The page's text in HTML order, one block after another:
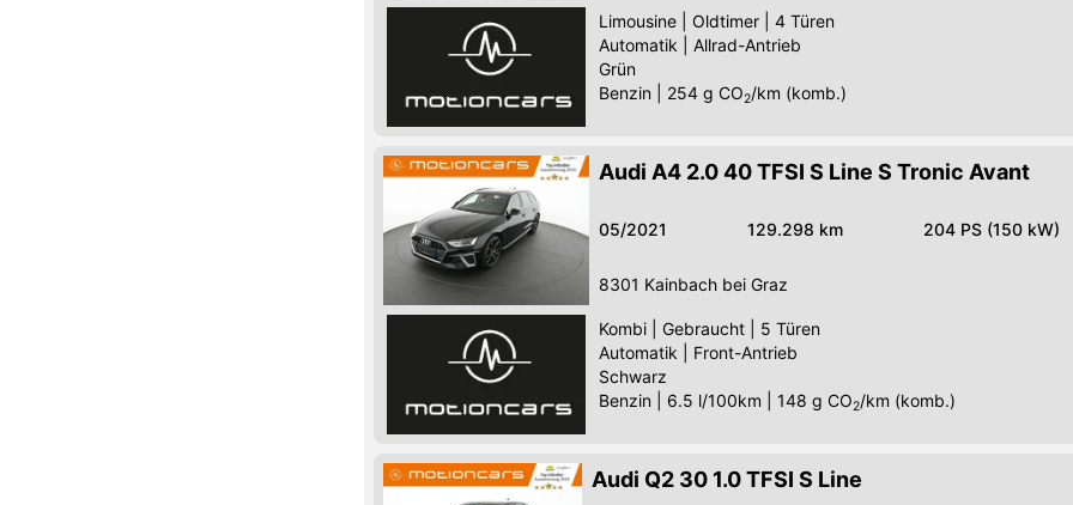
Limousine Oldtimer
4 Türen
Automatik
Allrad-Antrieb
Grün
Benzin
254 g CO2/km (komb.)
Audi A4 2.0 40 TFSI S Line S Tronic Avant
05/2021 129.298 km 204 PS (150 kW)
8301 Kainbach bei Graz
Kombi Gebraucht
5 Türen
Automatik
Front-Antrieb
Schwarz
Benzin
6.5 l/100km 148 g CO2/km (komb.)
Audi Q2 30 1.0 TFSI S Line